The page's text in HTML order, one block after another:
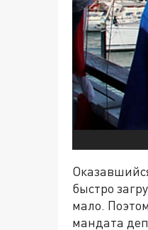
быстро
мало.
мандата